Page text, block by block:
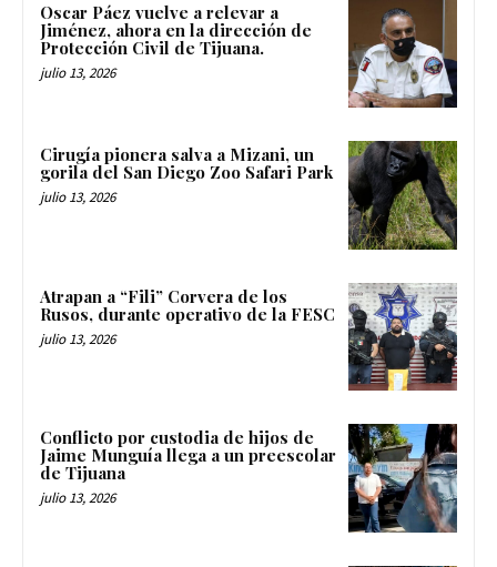
Oscar Páez vuelve a relevar a
Jiménez, ahora en la dirección de
Protección Civil de Tijuana.
julio 13, 2026
Cirugía pionera salva a Mizani, un
gorila del San Diego Zoo Safari Park
julio 13, 2026
Atrapan a “Fili” Corvera de los
Rusos, durante operativo de la FESC
julio 13, 2026
Conflicto por custodia de hijos de
Jaime Munguía llega a un preescolar
de Tijuana
julio 13, 2026